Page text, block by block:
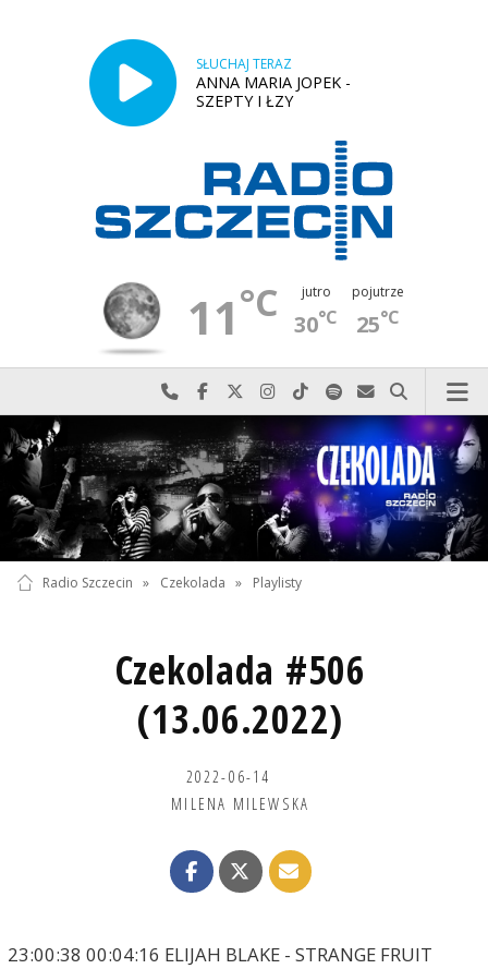
SŁUCHAJ TERAZ
ANNA MARIA JOPEK -
SZEPTY I ŁZY
11°C jutro
30°C
pojutrze
25°C
Najlepiej po prostu do nas zadzwoń
Odwiedź nas na Facebook-u
Odwiedź nas na X
Odwiedź nas na Instagram-ie
Odwiedź nas na TikTok-u
Szukaj nas na Spotify
Wyślij do nas
Szukaj
Radio Szczecin » Czekolada » Playlisty
Czekolada #506
(13.06.2022)
2022-06-14
MILENA MILEWSKA
23:00:38 00:04:16 ELIJAH BLAKE - STRANGE FRUIT